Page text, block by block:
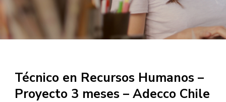
Técnico en Recursos Humanos –
Proyecto 3 meses – Adecco Chile